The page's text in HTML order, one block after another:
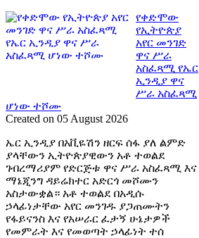
የቀድሞው
የኢትዮጵያ
አየር መንገድ
ዋና ሥራ
አስፈጻሚ የኤር
ኢንዲያ ዋና
ሥራ አስፈጻሚ
ሆነው ተሾሙ
Created on 05 August 2026
ኤር ኢንዲያ በአቪዬሽን ዘርፍ ሰፋ ያለ ልምድ
ያላቸውን ኢትዮጵያዊውን አቶ ተወልደ
ገብረማሪያም የድርጅቱ ዋና ሥራ አስፈጻሚ እና
ማኔጂንግ ዳይሬክተር አድርጎ መሾሙን
አስታውቋል። አቶ ተወልደ በአዲሱ
ኃላፊነታቸው አየር መንገዱ ያጋጠሙትን
የፋይናንስ እና የአሠራር ፈታኝ ሁኔታዎች
የመምራት እና የመወጣት ኃላፊነት ተሰ